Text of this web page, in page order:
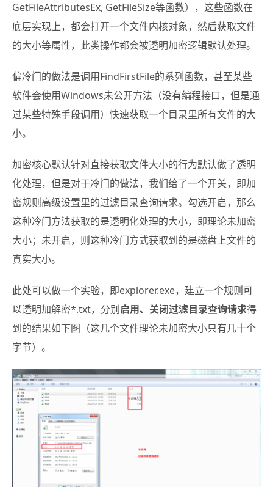
GetFileAttributesEx, GetFileSize等函数），这些函数在
底层实现上，都会打开一个文件内核对象，然后获取文件
的大小等属性，此类操作都会被透明加密逻辑默认处理。
偏冷门的做法是调用FindFirstFile的系列函数，甚至某些
软件会使用Windows未公开方法（没有编程接口，但是通
过某些特殊手段调用）快速获取一个目录里所有文件的大
小。
加密核心默认针对直接获取文件大小的行为默认做了透明
化处理，但是对于冷门的做法，我们给了一个开关，即加
密规则高级设置里的过滤目录查询请求。勾选开启，那么
这种冷门方法获取的是透明化处理的大小，即理论未加密
大小；未开启，则这种冷门方式获取到的是磁盘上文件的
真实大小。
此处可以做一个实验，即explorer.exe，建立一个规则可
以透明加解密*.txt，分别启用、关闭过滤目录查询请求得
到的结果如下图（这几个文件理论未加密大小只有几十个
字节）。